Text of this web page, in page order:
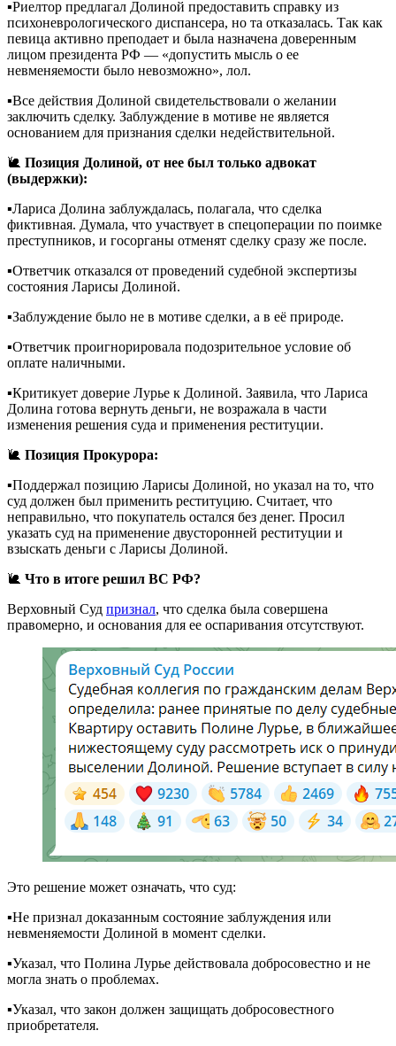
▪️Риелтор предлагал Долиной предоставить справку из
психоневрологического диспансера, но та отказалась. Так как
певица активно преподает и была назначена доверенным
лицом президента РФ — «допустить мысль о ее
невменяемости было невозможно», лол.
▪️Все действия Долиной свидетельствовали о желании
заключить сделку. Заблуждение в мотиве не является
основанием для признания сделки недействительной.
🐌 Позиция Долиной, от нее был только адвокат
(выдержки):
▪️Лариса Долина заблуждалась, полагала, что сделка
фиктивная. Думала, что участвует в спецоперации по поимке
преступников, и госорганы отменят сделку сразу же после.
▪️Ответчик отказался от проведений судебной экспертизы
состояния Ларисы Долиной.
▪️Заблуждение было не в мотиве сделки, а в её природе.
▪️Ответчик проигнорировала подозрительное условие об
оплате наличными.
▪️Критикует доверие Лурье к Долиной. Заявила, что Лариса
Долина готова вернуть деньги, не возражала в части
изменения решения суда и применения реституции.
🐌 Позиция Прокурора:
▪️Поддержал позицию Ларисы Долиной, но указал на то, что
суд должен был применить реституцию. Считает, что
неправильно, что покупатель остался без денег. Просил
указать суд на применение двусторонней реституции и
взыскать деньги с Ларисы Долиной.
🐌 Что в итоге решил ВС РФ?
Верховный Суд признал, что сделка была совершена
правомерно, и основания для ее оспаривания отсутствуют.
Это решение может означать, что суд:
▪️Не признал доказанным состояние заблуждения или
невменяемости Долиной в момент сделки.
▪️Указал, что Полина Лурье действовала добросовестно и не
могла знать о проблемах.
▪️Указал, что закон должен защищать добросовестного
приобретателя.